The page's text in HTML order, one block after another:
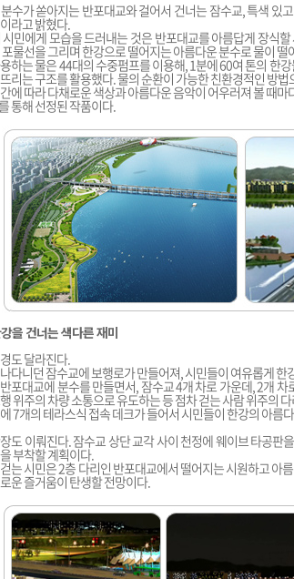
수가 쏟아지는 반포대교와 걸어서 건너는 잠수교, 특색 있
라고 밝혔다.
민에게 모습을 드러내는 것은 반포대교를 아름답게 장식
물선을 그리며 한강으로 떨어지는 아름다운 분수로 물이
하는 물은 44대의 수중펌프를 이용해, 1분에 60여 톤의 한
리는 구조를 활용했다. 물의 순환이 가능한 친환경적인 방법
에 따라 다채로운 색상과 아름다운 음악이 어우러져 볼 때
통해 선정된 작품이다.
을 건너는 색다른 재미
도 달라진다.
다니던 잠수교에 보행로가 만들어져, 시민들이 여유롭게 한
포대교에 분수를 만들면서, 잠수교 4개 차로 가운데, 2개
위주의 차량 소통으로 유도하는 등 점차 걷는 사람 위주의
7개의 테라스식 접속 데크가 들어서 시민들이 한강의 아름
도 이뤄진다. 잠수교 상단 교각 사이 천정에 웨이브 타공판
부착할 계획이다.
는 시민은 2층 다리인 반포대교에서 떨어지는 시원하고 아
운 즐거움이 탄생할 전망이다.